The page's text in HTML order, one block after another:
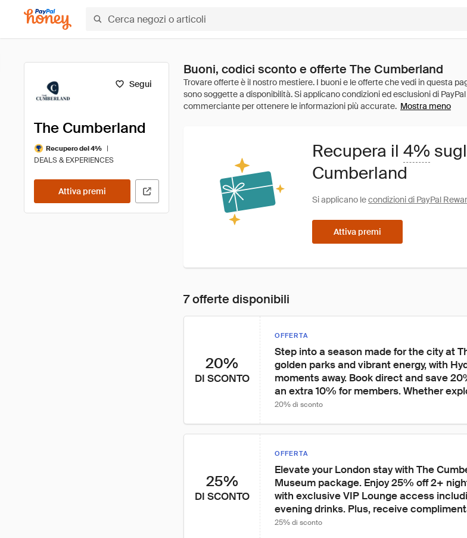
Segui
The Cumberland
Recupero del 4%
|
DEALS & EXPERIENCES
Attiva premi
Buoni, codici sconto e offerte The Cumberland
Mostra meno
Recupera il 4%
Cumberland
Si applicano lecondizioni di PayPal
Attiva premi
7 offerte disponibili
20%
DI SCONTO
OFFERTA
Step into a season made for the city at
golden parks and vibrant energy, with
moments away. Book direct and save
an extra 10% for members. Whether
20% di sconto
25%
DI SCONTO
OFFERTA
Elevate your London stay with The
Museum package. Enjoy 25% off 2+
with exclusive VIP Lounge access
evening drinks. Plus, receive
25% di sconto